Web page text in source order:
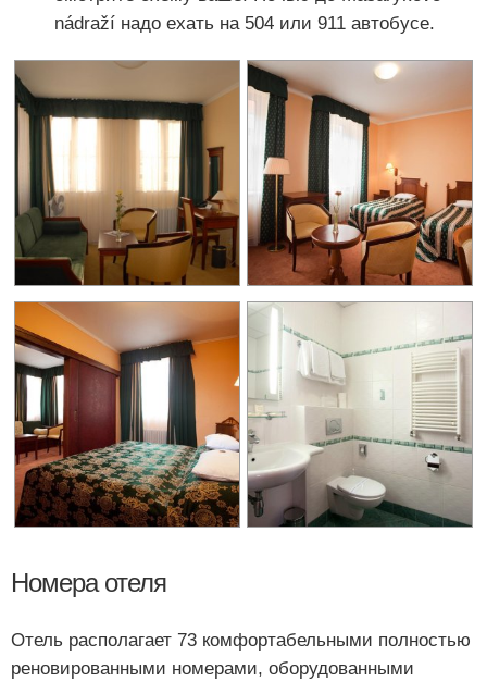
nádraží надо ехать на 504 или 911 автобусе.
Номера отеля
Отель располагает 73 комфортабельными полностью
реновированными номерами, оборудованными